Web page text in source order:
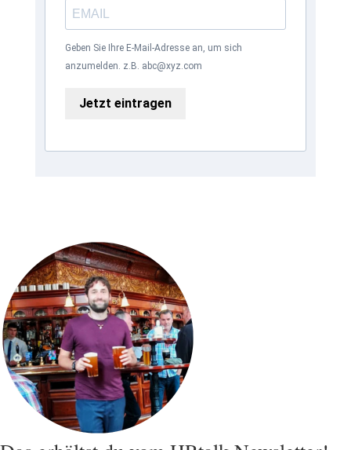
Geben Sie Ihre E-Mail-Adresse an, um sich
anzumelden. z.B. abc@xyz.com
Jetzt eintragen